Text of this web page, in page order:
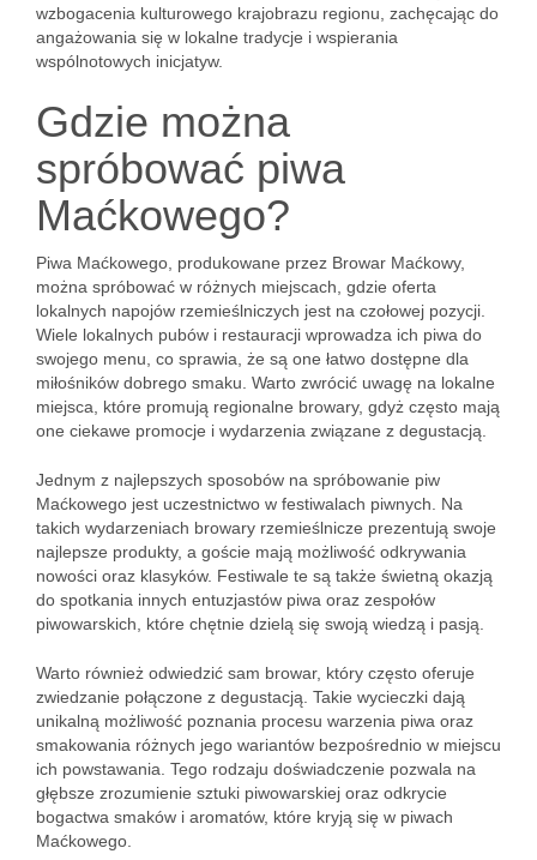
wzbogacenia kulturowego krajobrazu regionu, zachęcając do
angażowania się w lokalne tradycje i wspierania
wspólnotowych inicjatyw.
Gdzie można
spróbować piwa
Maćkowego?
Piwa Maćkowego, produkowane przez Browar Maćkowy,
można spróbować w różnych miejscach, gdzie oferta
lokalnych napojów rzemieślniczych jest na czołowej pozycji.
Wiele lokalnych pubów i restauracji wprowadza ich piwa do
swojego menu, co sprawia, że są one łatwo dostępne dla
miłośników dobrego smaku. Warto zwrócić uwagę na lokalne
miejsca, które promują regionalne browary, gdyż często mają
one ciekawe promocje i wydarzenia związane z degustacją.
Jednym z najlepszych sposobów na spróbowanie piw
Maćkowego jest uczestnictwo w festiwalach piwnych. Na
takich wydarzeniach browary rzemieślnicze prezentują swoje
najlepsze produkty, a goście mają możliwość odkrywania
nowości oraz klasyków. Festiwale te są także świetną okazją
do spotkania innych entuzjastów piwa oraz zespołów
piwowarskich, które chętnie dzielą się swoją wiedzą i pasją.
Warto również odwiedzić sam browar, który często oferuje
zwiedzanie połączone z degustacją. Takie wycieczki dają
unikalną możliwość poznania procesu warzenia piwa oraz
smakowania różnych jego wariantów bezpośrednio w miejscu
ich powstawania. Tego rodzaju doświadczenie pozwala na
głębsze zrozumienie sztuki piwowarskiej oraz odkrycie
bogactwa smaków i aromatów, które kryją się w piwach
Maćkowego.